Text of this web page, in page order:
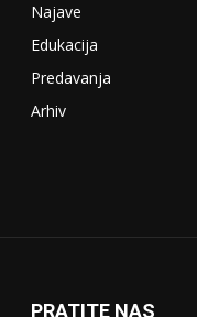
Najave
Edukacija
Predavanja
Arhiv
PRATITE NAS